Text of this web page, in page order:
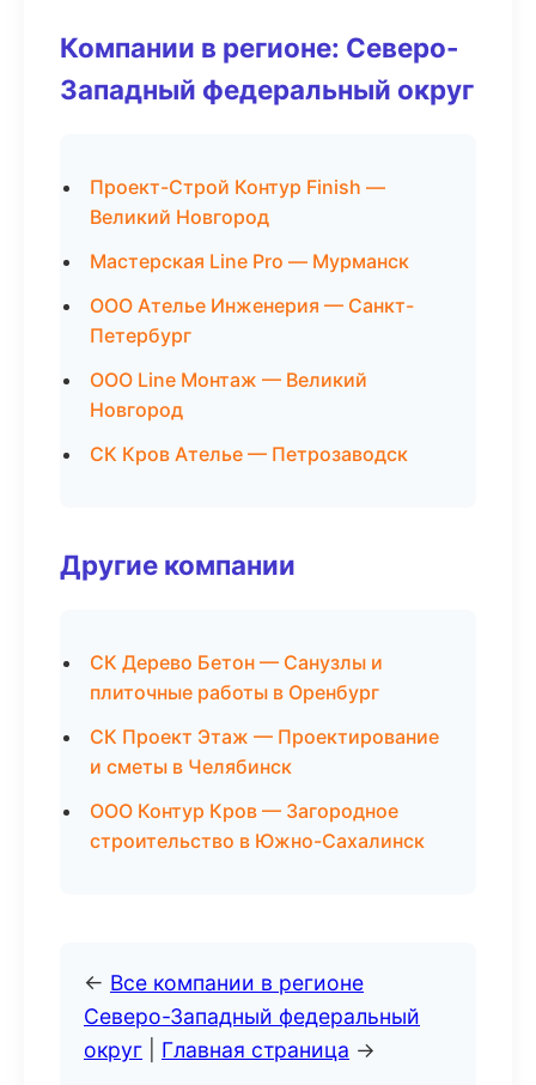
Компании в регионе: Северо-
Западный федеральный округ
Проект-Строй Контур Finish —
Великий Новгород
Мастерская Line Pro — Мурманск
ООО Ателье Инженерия — Санкт-
Петербург
ООО Line Монтаж — Великий
Новгород
СК Кров Ателье — Петрозаводск
Другие компании
СК Дерево Бетон — Санузлы и
плиточные работы в Оренбург
СК Проект Этаж — Проектирование
и сметы в Челябинск
ООО Контур Кров — Загородное
строительство в Южно-Сахалинск
← Все компании в регионе
Северо-Западный федеральный
округ
Главная страница →